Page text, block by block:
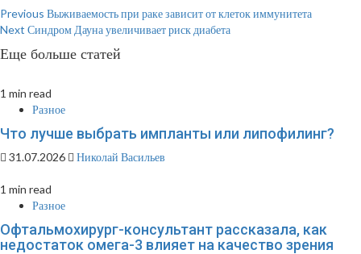
Continue
Reading
Previous Выживаемость при раке зависит от клеток иммунитета
Next Синдром Дауна увеличивает риск диабета
Еще больше статей
1 min read
Разное
Что лучше выбрать импланты или липофилинг?
31.07.2026 Николай Васильев
1 min read
Разное
Офтальмохирург-консультант рассказала, как
недостаток омега-3 влияет на качество зрения